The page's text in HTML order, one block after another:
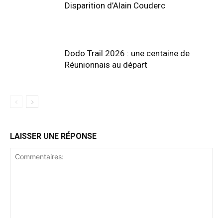
Disparition d’Alain Couderc
Dodo Trail 2026 : une centaine de
Réunionnais au départ
LAISSER UNE RÉPONSE